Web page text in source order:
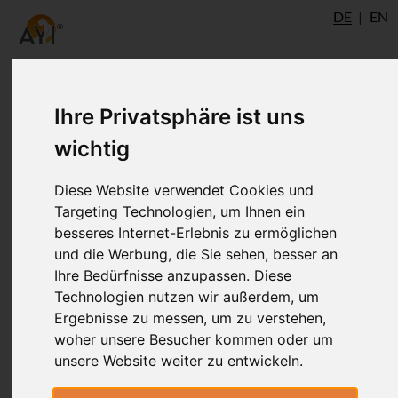
Ihre Privatsphäre ist uns
wichtig
Diese Website verwendet Cookies und
Targeting Technologien, um Ihnen ein
besseres Internet-Erlebnis zu ermöglichen
und die Werbung, die Sie sehen, besser an
Ihre Bedürfnisse anzupassen. Diese
Technologien nutzen wir außerdem, um
Ergebnisse zu messen, um zu verstehen,
woher unsere Besucher kommen oder um
unsere Website weiter zu entwickeln.
DE EN